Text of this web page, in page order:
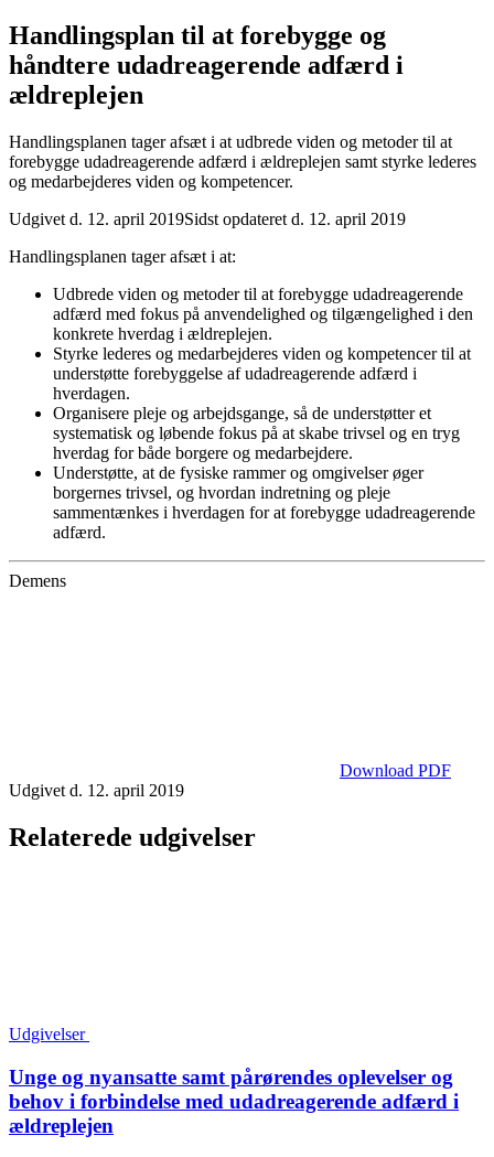
Handlingsplan til at forebygge og
håndtere udadreagerende adfærd i
ældreplejen
Handlingsplanen tager afsæt i at udbrede viden og metoder til at
forebygge udadreagerende adfærd i ældreplejen samt styrke lederes
og medarbejderes viden og kompetencer.
Udgivet d. 12. april 2019Sidst opdateret d. 12. april 2019
Handlingsplanen tager afsæt i at:
Udbrede viden og metoder til at forebygge udadreagerende
adfærd med fokus på anvendelighed og tilgængelighed i den
konkrete hverdag i ældreplejen.
Styrke lederes og medarbejderes viden og kompetencer til at
understøtte forebyggelse af udadreagerende adfærd i
hverdagen.
Organisere pleje og arbejdsgange, så de understøtter et
systematisk og løbende fokus på at skabe trivsel og en tryg
hverdag for både borgere og medarbejdere.
Understøtte, at de fysiske rammer og omgivelser øger
borgernes trivsel, og hvordan indretning og pleje
sammentænkes i hverdagen for at forebygge udadreagerende
adfærd.
Demens
Download PDF
Udgivet d. 12. april 2019
Relaterede udgivelser
Udgivelser
Unge og nyansatte samt pårørendes oplevelser og
behov i forbindelse med udadreagerende adfærd i
ældreplejen